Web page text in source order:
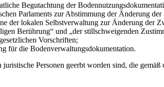
Begutachtung der
Parlaments zur Abstimmung der Änderung
der lokalen Selbstverwaltung zur Änderung der
Berührung“ und „der stillschweigenden
Vorschriften;
für die Bodenverwaltungsdokumentation.
Personen geerbt worden sind, die